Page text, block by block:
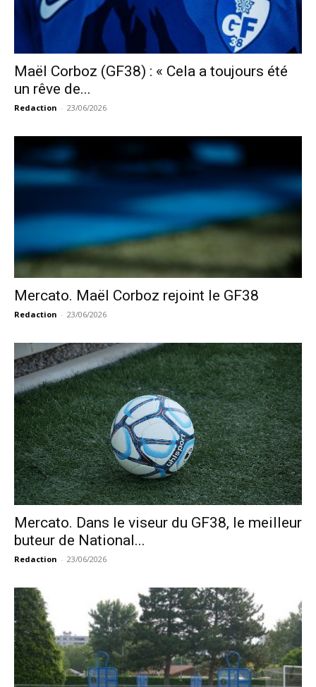
Maël Corboz (GF38) : « Cela a toujours été
un rêve de...
Redaction - 23/06/2026
Mercato. Maël Corboz rejoint le GF38
Redaction - 23/06/2026
Mercato. Dans le viseur du GF38, le meilleur
buteur de National...
Redaction - 23/06/2026